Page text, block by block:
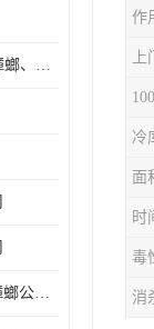
昆明KTV灭老鼠、灭蟑螂、病媒生物防治
昆明灭四害公司、灭蟑螂公司、灭臭虫公司、灭蚂蚁公司
作
冷
面
时
毒
消